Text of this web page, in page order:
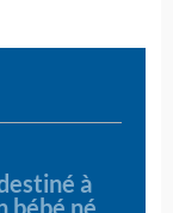
à
bébé né